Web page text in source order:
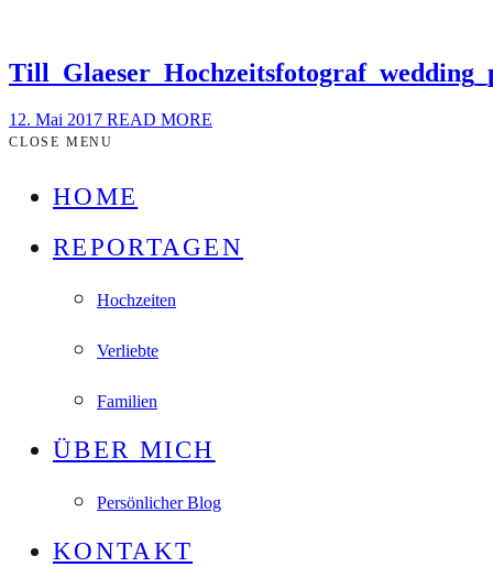
12. Mai 2017 READ MORE
CLOSE MENU
HOME
REPORTAGEN
Hochzeiten
Verliebte
Familien
ÜBER MICH
Persönlicher Blog
KONTAKT